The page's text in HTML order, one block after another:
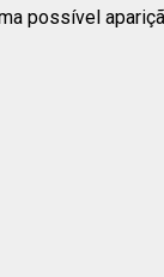
possível